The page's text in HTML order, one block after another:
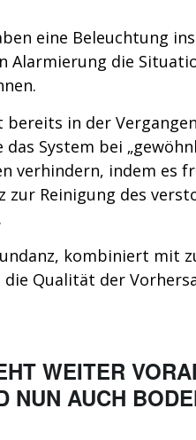
eine Beleuchtung
Alarmierung die
bereits in der
System bei
verhindern, indem es
zur Reinigung des
kombiniert mit
Qualität der
WEITER
NUN AUCH